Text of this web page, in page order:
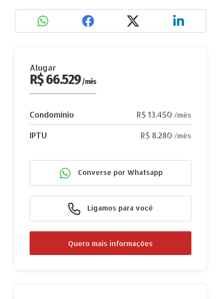
Alugar
R$ 66.529/mês
Condomínio R$ 13.450 /mês
IPTU R$ 8.280 /mês
Converse por Whatsapp
Ligamos para você
Quero mais informações